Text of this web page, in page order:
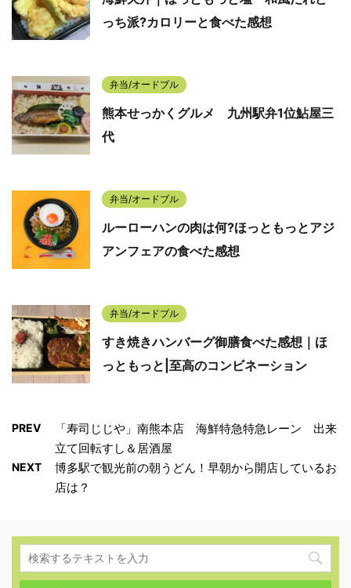
っち派?カロリーと食べた感想
弁当/オードブル
熊本せっかくグルメ 九州駅弁1位鮎屋三
代
弁当/オードブル
ルーローハンの肉は何?ほっともっとアジ
アンフェアの食べた感想
弁当/オードブル
すき焼きハンバーグ御膳食べた感想｜ほ
っともっと|至高のコンビネーション
PREV
「寿司じじや」南熊本店 海鮮特急特急レーン 出来
立て回転すし＆居酒屋
NEXT
博多駅で観光前の朝うどん！早朝から開店しているお
店は？